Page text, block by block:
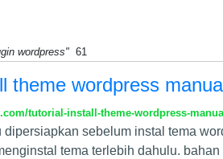
wordpress" 61
theme wordpress
tutorial-install-theme-wordpress-
dipersiapkan sebelum instal tema
tema terlebih dahulu.